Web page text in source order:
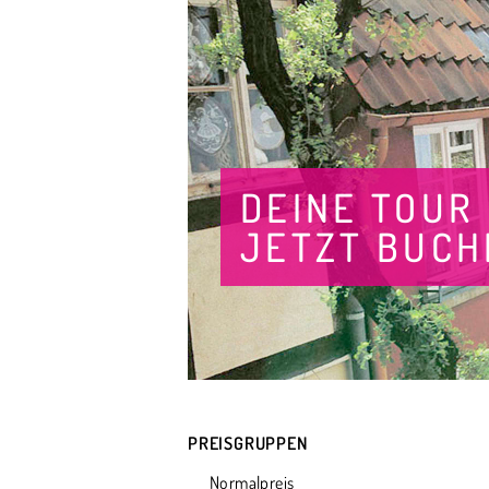
DEINE TOUR
JETZT
PREISGRUPPEN
Normalpreis